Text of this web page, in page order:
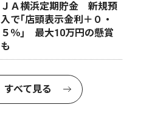
ＪＡ横浜定期貯金 新規預
入で｢店頭表示金利＋０・
５％｣ 最大10万円の懸賞
も
すべて見る